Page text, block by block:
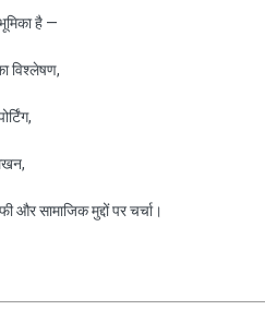
है —
विश्लेषण,
और सामाजिक मुद्दों पर चर्चा।